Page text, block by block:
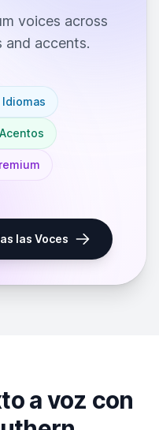
voices across
and accents.
las Voces
a voz con